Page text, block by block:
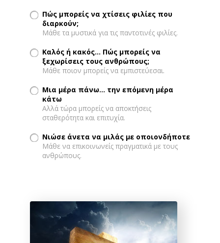
Πώς μπορείς να χτίσεις φιλίες που
διαρκούν;
Μάθε τα μυστικά για τις παντοτινές φιλίες.
Καλός ή κακός... Πώς μπορείς να
ξεχωρίσεις τους ανθρώπους;
Μάθε ποιον μπορείς να εμπιστεύεσαι.
Μια μέρα πάνω... την επόμενη μέρα
κάτω
Αλλά τώρα μπορείς να αποκτήσεις
σταθερότητα και επιτυχία.
Νιώσε άνετα να μιλάς με οποιονδήποτε
Μάθε να επικοινωνείς πραγματικά με τους
ανθρώπους.